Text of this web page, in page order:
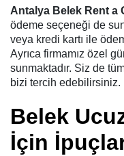
Antalya Belek Rent a
ödeme seçeneği de
veya kredi kartı ile
Ayrıca firmamız özel
sunmaktadır. Siz de
bizi tercih edebilirsiniz.
Belek
İçin